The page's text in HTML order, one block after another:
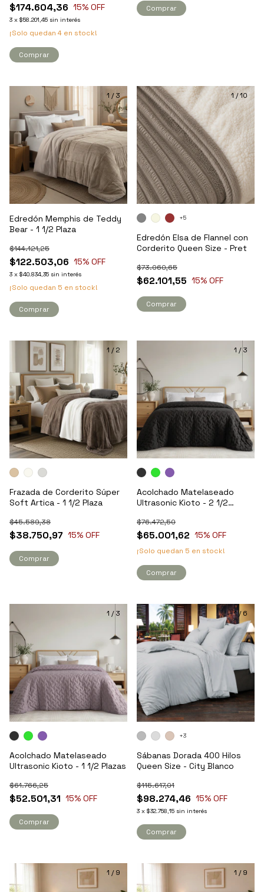
$174.604,36 15% OFF
3 x $58.201,45 sin interés
¡Solo quedan 4 en stock!
Comprar
Comprar
1 /3
Edredón Memphis de Teddy
Bear - 1 1/2 Plaza
$122.503,06
$144.121,25
15% OFF
3 x $40.834,35 sin interés
¡Solo quedan 5 en stock!
Comprar
1/10
Edredón Elsa de Flannel con
Corderito Queen Size - Pret
$62.101,55
$73.060,65
15% OFF
+5
Comprar
1 /2
Frazada de Corderito Súper
Soft Artica - 1 1/2 Plaza
$38.750,97
$45.589,38
15% OFF
Comprar
1 /3
Acolchado Matelaseado
Ultrasonic Kioto - 2 1/2
$65.001,62
$76.472,50
15% OFF
¡Solo quedan 5 en stock!
Comprar
1 /3
Acolchado Matelaseado
Ultrasonic Kioto - 1 1/2 Plazas
$52.501,31
$61.766,25
15% OFF
Comprar
1/6
Sábanas Dorada 400 Hilos
Queen Size - City Blanco
$98.274,46
$115.617,01
15% OFF
3 x $32.758,15 sin interés
+3
Comprar
1 /9 1 /9